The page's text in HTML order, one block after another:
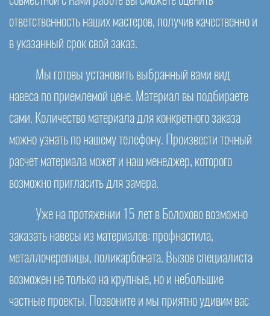
ответственность наших мастеров, получив качественно и
в указанный срок свой заказ.
Мы готовы установить выбранный вами вид
навеса по приемлемой цене. Материал вы подбираете
сами. Количество материала для конкретного заказа
можно узнать по нашему телефону. Произвести точный
расчет материала может и наш менеджер, которого
возможно пригласить для замера.
Уже на протяжении 15 лет в Болохово возможно
заказать навесы из материалов: профнастила,
металлочерепицы, поликарбоната. Вызов специалиста
возможен не только на крупные, но и небольшие
частные проекты. Позвоните и мы приятно удивим вас